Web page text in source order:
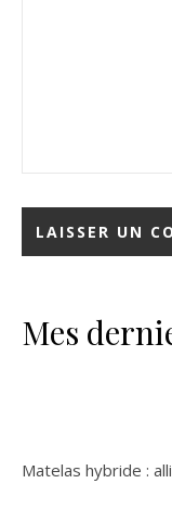
Mes
Matelas hybride :